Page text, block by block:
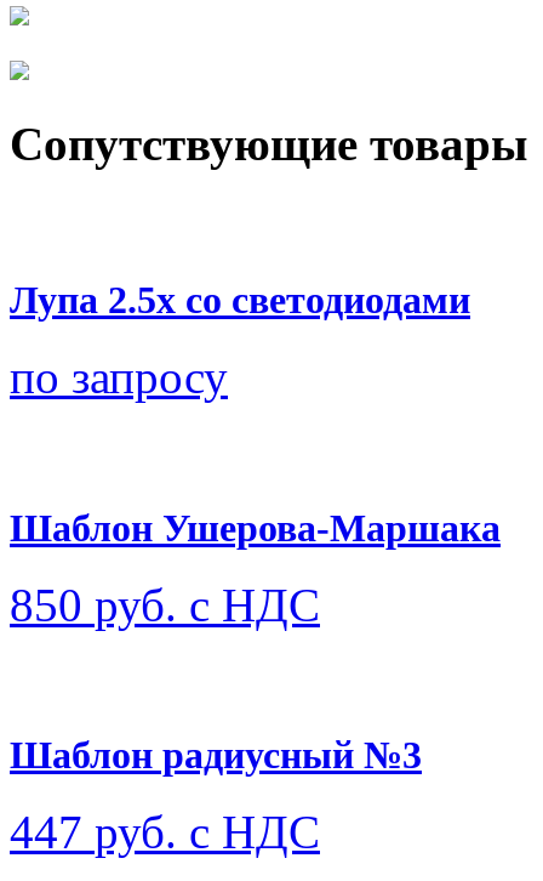
Сопутствующие товары
Лупа 2.5x со светодиодами
по запросу
Шаблон Ушерова-Маршака
850 руб. с НДС
Шаблон радиусный №3
447 руб. с НДС